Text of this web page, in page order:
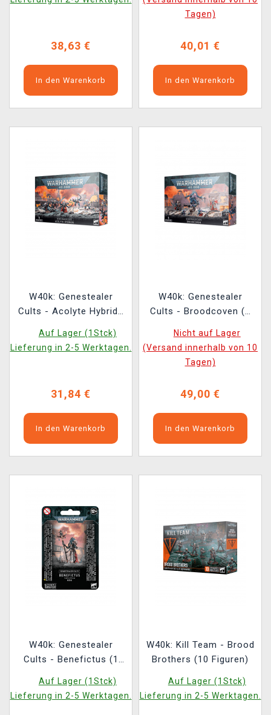
38,63 €
In den Warenkorb
Tagen)
40,01 €
In den Warenkorb
W40k: Genestealer
Cults - Acolyte Hybrids
Auf Lager (1Stck)
Lieferung in 2-5 Werktagen.
31,84 €
In den Warenkorb
W40k: Genestealer
Cults - Broodcoven (5
Nicht auf Lager
(Versand innerhalb von 10
Tagen)
49,00 €
In den Warenkorb
W40k: Genestealer
Cults - Benefictus (1
Auf Lager (1Stck)
Lieferung in 2-5 Werktagen.
W40k: Kill Team - Brood
Brothers (10 Figuren)
Auf Lager (1Stck)
Lieferung in 2-5 Werktagen.